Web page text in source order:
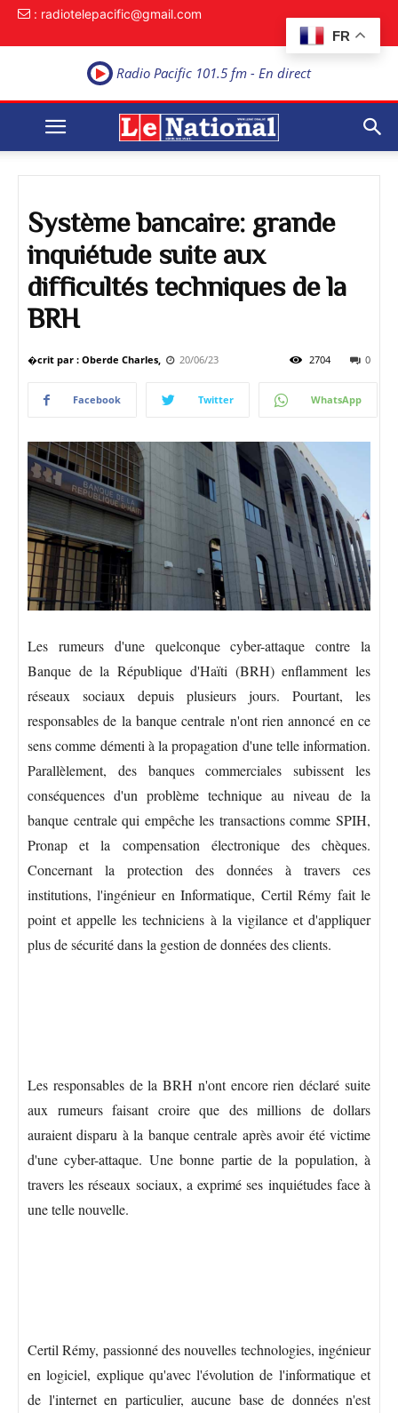
FR
: radiotelepacific@gmail.com
Radio Pacific 101.5 fm - En direct
Système bancaire: grande
inquiétude suite aux
difficultés techniques de la
BRH
�crit par : Oberde Charles, 20/06/23 0
2704
Facebook Twitter WhatsApp
Les rumeurs d'une quelconque cyber-attaque contre la
Banque de la République d'Haïti (BRH) enflamment les
réseaux sociaux depuis plusieurs jours. Pourtant, les
responsables de la banque centrale n'ont rien annoncé en ce
sens comme démenti à la propagation d'une telle information.
Parallèlement, des banques commerciales subissent les
conséquences d'un problème technique au niveau de la
banque centrale qui empêche les transactions comme SPIH,
Pronap et la compensation électronique des chèques.
Concernant la protection des données à travers ces
institutions, l'ingénieur en Informatique, Certil Rémy fait le
point et appelle les techniciens à la vigilance et d'appliquer
plus de sécurité dans la gestion de données des clients.
Les responsables de la BRH n'ont encore rien déclaré suite
aux rumeurs faisant croire que des millions de dollars
auraient disparu à la banque centrale après avoir été victime
d'une cyber-attaque. Une bonne partie de la population, à
travers les réseaux sociaux, a exprimé ses inquiétudes face à
une telle nouvelle.
Certil Rémy, passionné des nouvelles technologies, ingénieur
en logiciel, explique qu'avec l'évolution de l'informatique et
de l'internet en particulier, aucune base de données n'est